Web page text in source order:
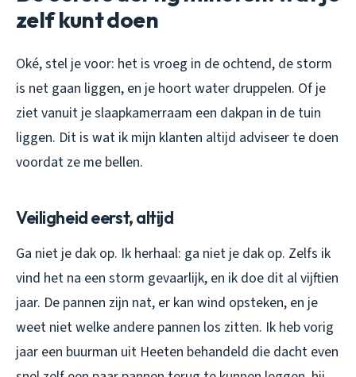
zelf kunt doen
Oké, stel je voor: het is vroeg in de ochtend, de storm
is net gaan liggen, en je hoort water druppelen. Of je
ziet vanuit je slaapkamerraam een dakpan in de tuin
liggen. Dit is wat ik mijn klanten altijd adviseer te doen
voordat ze me bellen.
Veiligheid eerst, altijd
Ga niet je dak op. Ik herhaal: ga niet je dak op. Zelfs ik
vind het na een storm gevaarlijk, en ik doe dit al vijftien
jaar. De pannen zijn nat, er kan wind opsteken, en je
weet niet welke andere pannen los zitten. Ik heb vorig
jaar een buurman uit Heeten behandeld die dacht even